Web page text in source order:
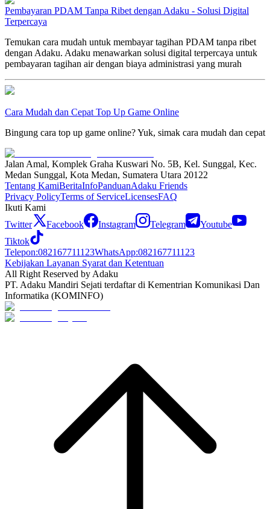
Pembayaran PDAM Tanpa Ribet dengan Adaku - Solusi Digital
Terpercaya
Temukan cara mudah untuk membayar tagihan PDAM tanpa ribet
dengan Adaku. Adaku menawarkan solusi digital terpercaya untuk
pembayaran tagihan air dengan biaya administrasi yang murah
Cara Mudah dan Cepat Top Up Game Online
Bingung cara top up game online? Yuk, simak cara mudah dan cepat
Jalan Amal, Komplek Graha Kuswari No. 5B, Kel. Sunggal, Kec.
Medan Sunggal, Kota Medan, Sumatera Utara 20122
Tentang KamiBeritaInfoPanduanAdaku Friends
Privacy PolicyTerms of ServiceLicensesFAQ
Ikuti Kami
Twitter
Facebook Instagram Telegram
Youtube
Tiktok
Telepon:082167711123WhatsApp:082167711123
Kebijakan Layanan Syarat dan Ketentuan
All Right Reserved by Adaku
PT. Adaku Mandiri Sejati terdaftar di Kementrian Komunikasi Dan
Informatika (KOMINFO)